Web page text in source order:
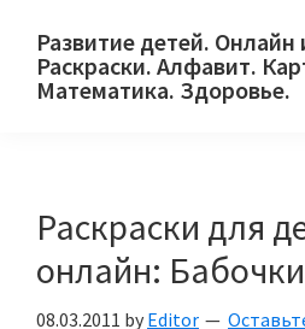
primary
main
primary
Развитие детей. Онлайн
Раскраски. Алфавит.
Математика. Здоровье.
и
их
Раскраски для
онлайн: Бабочки
08.03.2011 by Editor